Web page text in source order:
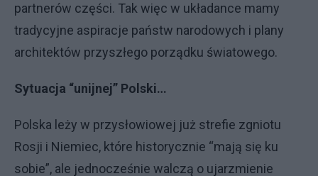
partnerów części. Tak więc w układance mamy
tradycyjne aspiracje państw narodowych i plany
architektów przyszłego porządku światowego.
Sytuacja “unijnej” Polski…
Polska leży w przysłowiowej już strefie zgniotu
Rosji i Niemiec, które historycznie “mają się ku
sobie”, ale jednocześnie walczą o ujarzmienie